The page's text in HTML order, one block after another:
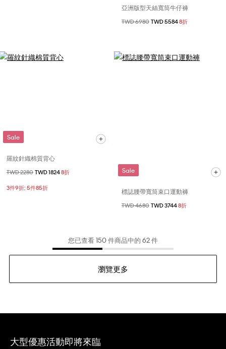
亞洲版型天絲寬筒牛仔褲
價格扣減從
TWD 6980 至
TWD 55848折
Sale
羅紋針織棉質背心
價格扣減從
TWD 2280 至
TWD 18248折
3件9折; 5件85折
Sale
標誌腰帶寬筒束口運動褲
價格扣減從
TWD 4680 至
TWD 37448折
您已查看 150 件商品中的 62 件
瀏覽更多
大型優惠活動即將來臨